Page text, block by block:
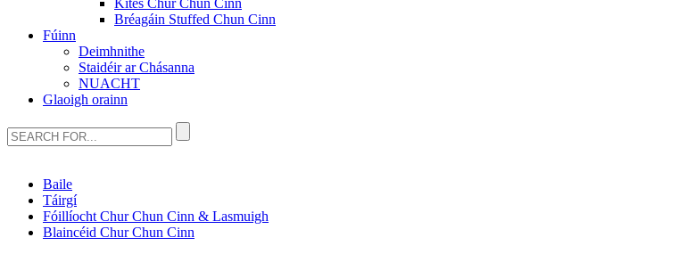
Kites Chur Chun Cinn
Bréagáin Stuffed Chun Cinn
Fúinn
Deimhnithe
Staidéir ar Chásanna
NUACHT
Glaoigh orainn
Baile
Táirgí
Fóillíocht Chur Chun Cinn & Lasmuigh
Blaincéid Chur Chun Cinn